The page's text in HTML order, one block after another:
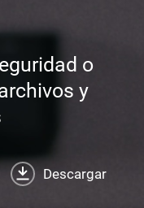
o
y
Descargar